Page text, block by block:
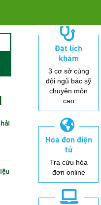
Đặt lịch
khám
3 cơ sở cùng
đội ngũ bác sỹ
chuyên môn
cao
Hóa đơn điện
tử
Tra cứu hóa
đơn online